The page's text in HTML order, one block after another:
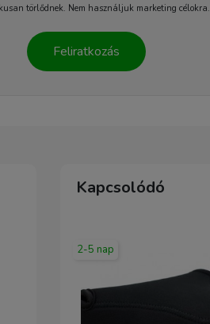
törlődnek. Nem használjuk marketing célokra.
Feliratkozás
Kapcsolódó
2-5 nap